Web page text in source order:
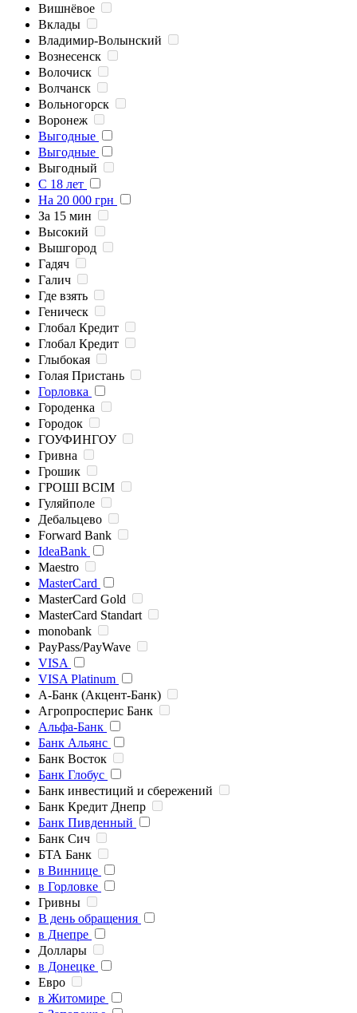
Вишнёвое
Вклады
Владимир-Волынский
Вознесенск
Волочиск
Волчанск
Вольногорск
Воронеж
Выгодные
Выгодные
Выгодный
C 18 лет
На 20 000 грн
За 15 мин
Высокий
Вышгород
Гадяч
Галич
Где взять
Геническ
Глобал Кредит
Глобал Кредит
Глыбокая
Голая Пристань
Горловка
Городенка
Городок
ГОУФИНГОУ
Гривна
Грошик
ГРОШІ ВСІМ
Гуляйполе
Дебальцево
Forward Bank
IdeaBank
Maestro
MasterCard
MasterCard Gold
MasterCard Standart
monobank
PayPass/PayWave
VISA
VISA Platinum
А-Банк (Акцент-Банк)
Агропросперис Банк
Альфа-Банк
Банк Альянс
Банк Восток
Банк Глобус
Банк инвестиций и сбережений
Банк Кредит Днепр
Банк Пивденный
Банк Сич
БТА Банк
в Виннице
в Горловке
Гривны
В день обращения
в Днепре
Доллары
в Донецке
Евро
в Житомире